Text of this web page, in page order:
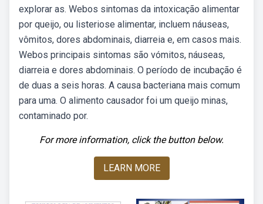
explorar as. Webos sintomas da intoxicação alimentar
por queijo, ou listeriose alimentar, incluem náuseas,
vômitos, dores abdominais, diarreia e, em casos mais.
Webos principais sintomas são vómitos, náuseas,
diarreia e dores abdominais. O período de incubação é
de duas a seis horas. A causa bacteriana mais comum
para uma. O alimento causador foi um queijo minas,
contaminado por.
For more information, click the button below.
LEARN MORE